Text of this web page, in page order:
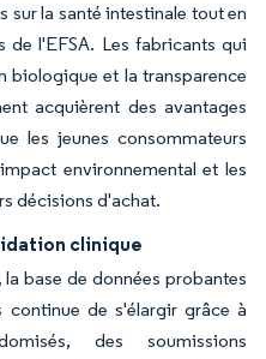
sur la santé intestinale tout en
de l'EFSA. Les fabricants qui
biologique et la transparence
acquièrent des avantages
les jeunes consommateurs
environnemental et les
décisions d'achat.
clinique
base de données probantes
de s'élargir grâce à
des soumissions